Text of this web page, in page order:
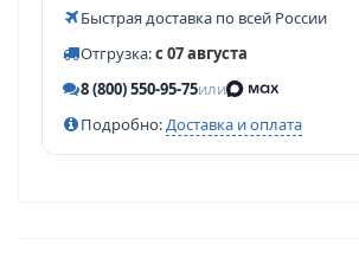
Быстрая доставка по всей России
Отгрузка:с 07 августа
8 (800) 550-95-75или
Подробно:Доставка и оплата